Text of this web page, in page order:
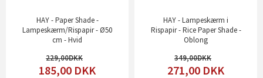
HAY - Paper Shade -
Lampeskærm/Rispapir - Ø50
cm - Hvid
229,00
185,00 DKK
HAY - Lampeskærm i
Rispapir - Rice Paper Shade -
Oblong
349,00
271,00 DKK